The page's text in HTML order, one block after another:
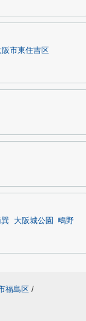
阪市東住吉区
大阪城公園
鴫野
福島区 /